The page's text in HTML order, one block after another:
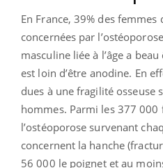
En France, 39% des
concernées par
masculine liée à l’âge a
est loin d’être anodine. En
dues à une fragilité osseuse
hommes. Parmi les 377 000
l’ostéoporose survenant
concernent la hanche
56 000 le poignet et au